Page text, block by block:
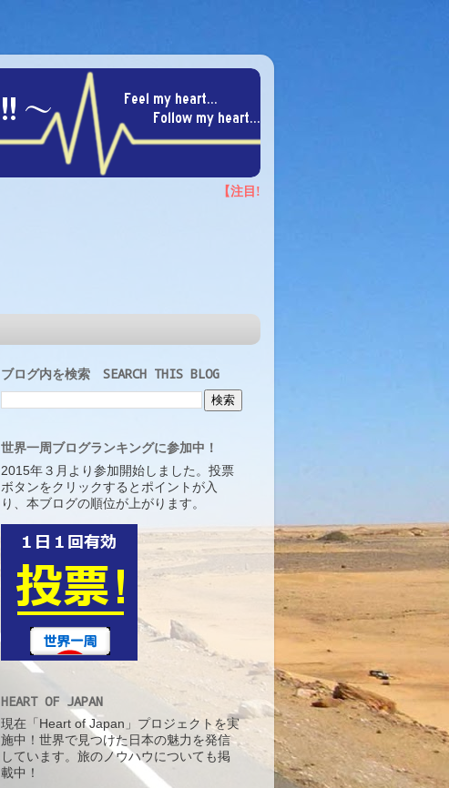
ブログ内を検索 SEARCH THIS BLOG
世界一周ブログランキングに参加中！
2015年３月より参加開始しました。投票
ボタンをクリックするとポイントが入
り、本ブログの順位が上がります。
HEART OF JAPAN
現在「Heart of Japan」プロジェクトを実
施中！世界で見つけた日本の魅力を発信
しています。旅のノウハウについても掲
載中！